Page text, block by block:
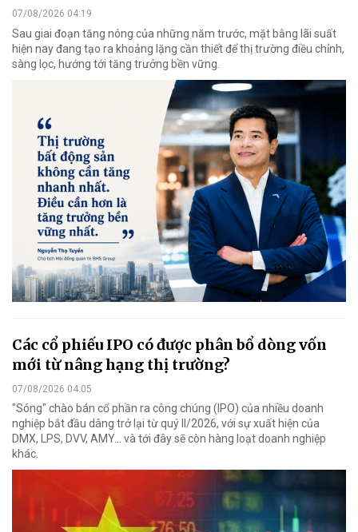
07/08/2026 04:19
Sau giai đoạn tăng nóng của những năm trước, mặt bằng lãi suất
hiện nay đang tạo ra khoảng lặng cần thiết để thị trường điều chỉnh,
sàng lọc, hướng tới tăng trưởng bền vững.
Các cổ phiếu IPO có được phân bổ dòng vốn
mới từ nâng hạng thị trường?
07/08/2026 04:05
"Sóng" chào bán cổ phần ra công chúng (IPO) của nhiều doanh
nghiệp bắt đầu dâng trở lại từ quý II/2026, với sự xuất hiện của
DMX, LPS, DVV, AMY... và tới đây sẽ còn hàng loạt doanh nghiệp
khác.